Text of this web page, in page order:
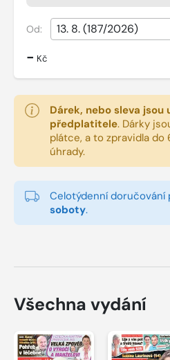
Od:
- Kč
Dárek, nebo sleva jsou
předplatitele. Dárky
plátce, a to zpravidla
úhrady.
Celotýdenní doručování
soboty.
Všechna vydání